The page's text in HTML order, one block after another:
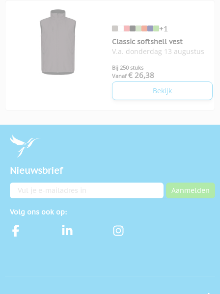
+1
Classic softshell vest
V.a. donderdag 13 augustus
Bij 250 stuks
Vanaf € 26,38
Bekijk
Nieuwsbrief
E-mailadres Aanmelden
Volg ons ook op: